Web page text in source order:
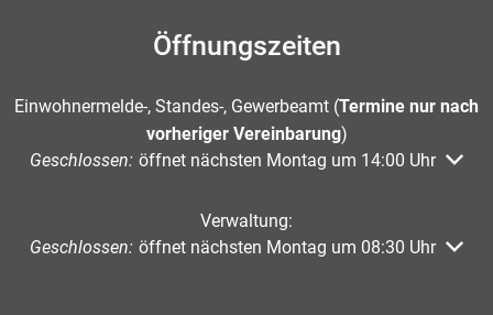
Öffnungszeiten
Einwohnermelde-, Standes-, Gewerbeamt (Termine nur nach
vorheriger Vereinbarung)
Klicken, um weitere Öffnungs- oder Schließzeiten
Geschlossen: öffnet nächsten Montag um 14:00 Uhr
Verwaltung:
Klicken, um weitere Öffnungs- oder Schließzeiten
Geschlossen: öffnet nächsten Montag um 08:30 Uhr